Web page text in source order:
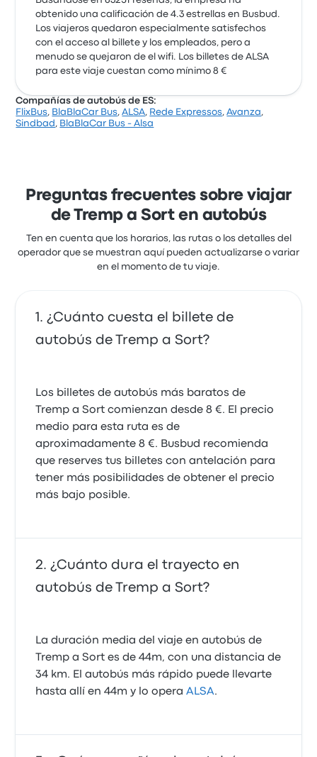
obtenido una calificación de 4.3 estrellas en Busbud.
Los viajeros quedaron especialmente satisfechos
con el acceso al billete y los empleados, pero a
menudo se quejaron de el wifi. Los billetes de ALSA
para este viaje cuestan como mínimo 8 €
Compañías de autobús de ES:
FlixBus, BlaBlaCar Bus,ALSA, Rede Expressos,Avanza,
Sindbad , BlaBlaCar Bus - Alsa
Preguntas frecuentes sobre viajar
de Tremp a Sort en autobús
Ten en cuenta que los horarios, las rutas o los detalles del
operador que se muestran aquí pueden actualizarse o variar
en el momento de tu viaje.
¿Cuánto cuesta el billete de
autobús de Tremp a Sort?
Los billetes de autobús más baratos de
Tremp a Sort comienzan desde 8 €. El precio
medio para esta ruta es de
aproximadamente 8 €. Busbud recomienda
que reserves tus billetes con antelación para
tener más posibilidades de obtener el precio
más bajo posible.
¿Cuánto dura el trayecto en
autobús de Tremp a Sort?
La duración media del viaje en autobús de
Tremp a Sort es de 44m, con una distancia de
34 km. El autobús más rápido puede llevarte
hasta allí en 44m y lo operaALSA.